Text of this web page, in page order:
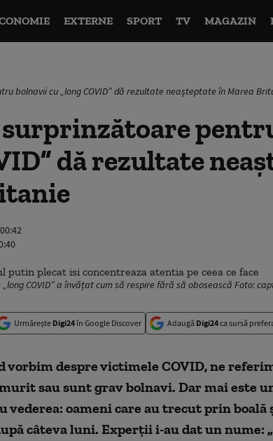
EXTERNE SPORT TV MAGAZIN
bolnavii cu „long COVID” dă rezultate neașteptate în Marea
dă rezultate
COVID” a învățat cum să respire fără să obosească Foto:
Urmărește Digi24în Google Discover Adaugă Digi24ca sursă
vorbim despre victimele COVID, ne
sau sunt grav bolnavi. Dar mai este
vederea: oameni care au trecut prin boală
câteva luni. Experțiii-au dat un nume: